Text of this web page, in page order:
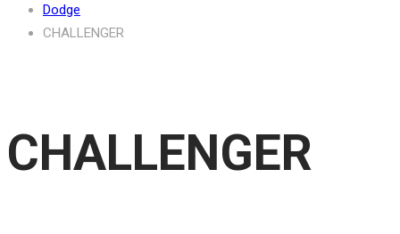
Dodge
CHALLENGER
CHALLENGER